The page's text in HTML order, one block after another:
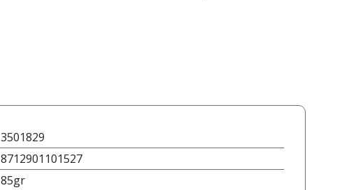
3501829
8712901101527
85gr